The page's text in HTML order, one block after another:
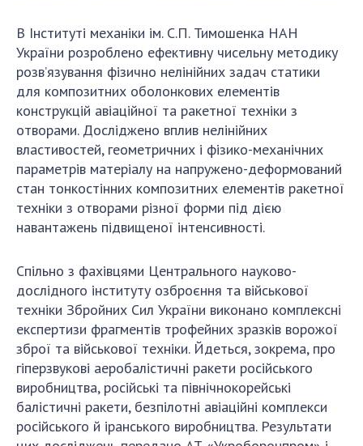
В Інституті механіки ім. С.П. Тимошенка НАН
України розроблено ефективну чисельну методику
розв’язування фізично нелінійних задач статики
для композитних оболонкових елементів
конструкцій авіаційної та ракетної техніки з
отворами. Досліджено вплив нелінійних
властивостей, геометричних і фізико-механічних
параметрів матеріалу на напружено-деформований
стан тонкостінних композитних елементів ракетної
техніки з отворами різної форми під дією
навантажень підвищеної інтенсивності.
Спільно з фахівцями Центрального науково-
дослідного інституту озброєння та військової
техніки Збройних Сил України виконано комплексні
експертизи фрагментів трофейних зразків ворожої
зброї та військової техніки. Йдеться, зокрема, про
гіперзвукові аеробалістичні ракети російського
виробництва, російські та північнокорейські
балістичні ракети, безпілотні авіаційні комплекси
російського й іранського виробництва. Результати